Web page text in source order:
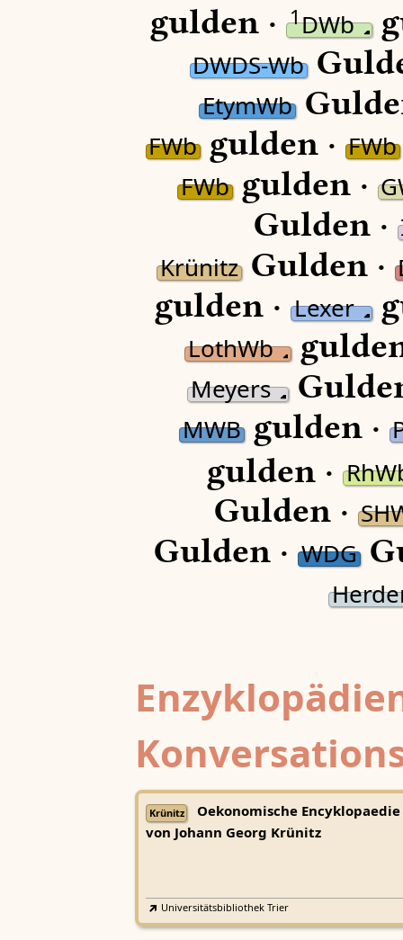
gulden ·1DWb
DWDS-Wb
EtymWb
FWbgulden · FWb
FWbgulden ·
Gulden ·
KrünitzGulden ·
gulden ·Lexer
LothWb
Meyers
MWBgulden ·
gulden ·
Gulden ·
Gulden ·WDG
Krünitz
Oekonomische Encyklopaedie
von Johann Georg Krünitz
Universitätsbibliothek Trier